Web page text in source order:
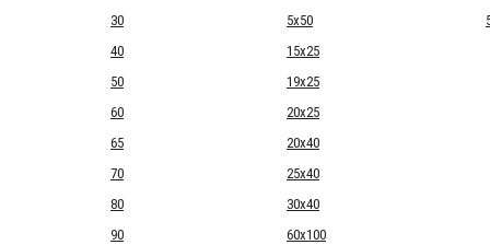
30
5x50
40
15x25
50
19x25
60
20x25
65
20x40
70
25x40
80
30x40
90
60x100